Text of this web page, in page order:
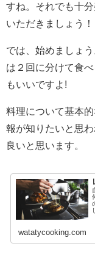
すね。それでも十
いただきましょう！
では、始めましょ
は２回に分けて食
もいいですよ!
料理について基本
報が知りたいと思
良いと思います。
watatycooking.com